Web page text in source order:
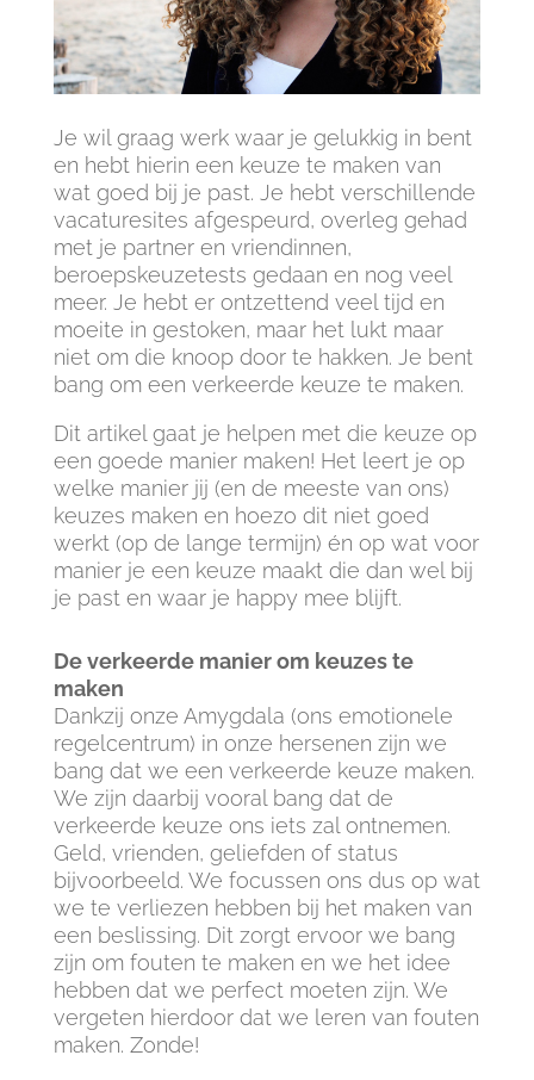
Je wil graag werk waar je gelukkig in bent
en hebt hierin een keuze te maken van
wat goed bij je past. Je hebt verschillende
vacaturesites afgespeurd, overleg gehad
met je partner en vriendinnen,
beroepskeuzetests gedaan en nog veel
meer. Je hebt er ontzettend veel tijd en
moeite in gestoken, maar het lukt maar
niet om die knoop door te hakken. Je bent
bang om een verkeerde keuze te maken.
Dit artikel gaat je helpen met die keuze op
een goede manier maken! Het leert je op
welke manier jij (en de meeste van ons)
keuzes maken en hoezo dit niet goed
werkt (op de lange termijn) én op wat voor
manier je een keuze maakt die dan wel bij
je past en waar je happy mee blijft.
De verkeerde manier om keuzes te
maken
Dankzij onze Amygdala (ons emotionele
regelcentrum) in onze hersenen zijn we
bang dat we een verkeerde keuze maken.
We zijn daarbij vooral bang dat de
verkeerde keuze ons iets zal ontnemen.
Geld, vrienden, geliefden of status
bijvoorbeeld. We focussen ons dus op wat
we te verliezen hebben bij het maken van
een beslissing. Dit zorgt ervoor we bang
zijn om fouten te maken en we het idee
hebben dat we perfect moeten zijn. We
vergeten hierdoor dat we leren van fouten
maken. Zonde!